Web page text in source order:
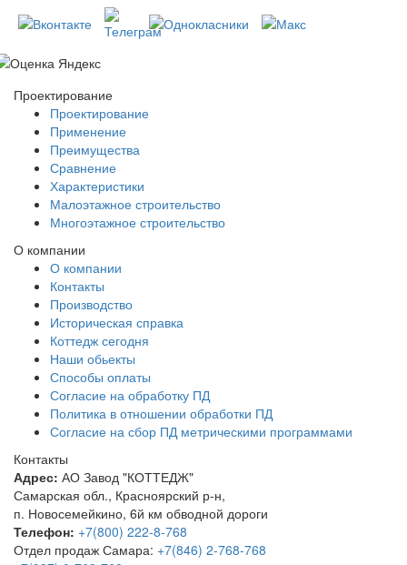
Проектирование
Проектирование
Применение
Преимущества
Сравнение
Характеристики
Малоэтажное строительство
Многоэтажное строительство
О компании
О компании
Контакты
Производство
Историческая справка
Коттедж сегодня
Наши обьекты
Способы оплаты
Согласие на обработку ПД
Политика в отношении обработки ПД
Согласие на сбор ПД метрическими программами
Контакты
Адрес: АО Завод "КОТТЕДЖ"
Самарская обл., Красноярский р-н,
п. Новосемейкино, 6й км обводной дороги
Телефон: +7(800) 222-8-768
Отдел продаж Самара: +7(846) 2-768-768